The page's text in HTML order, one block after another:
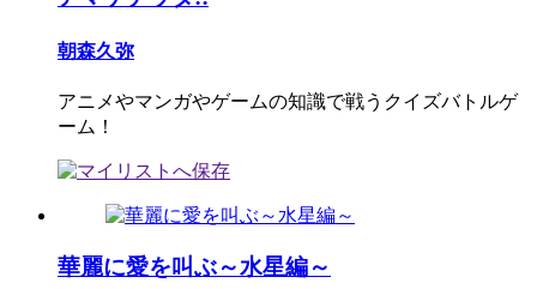
朝森久弥
アニメやマンガやゲームの知識で戦うクイズバトルゲ
ーム！
華麗に愛を叫ぶ～水星編～